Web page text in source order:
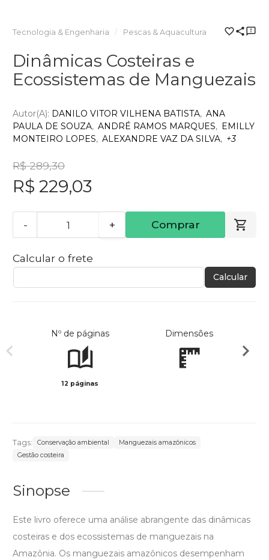
Tecnologia & Engenharia Pescas & Aquacultura
Dinâmicas Costeiras e
Ecossistemas de Manguezais
Autor(a): DANILO VITOR VILHENA BATISTA ANA
PAULA DE SOUZA ANDRÉ RAMOS MARQUES
EMILLY
MONTEIRO LOPES
ALEXANDRE VAZ DA SILVA +3
R$ 289,30
R$ 229,03
- + Comprar
Calcular o frete
Calcular
Nº de páginas
12 páginas
Dimensões
Tags: Conservação ambiental
Manguezais amazônicos
Gestão costeira
Sinopse
Este livro oferece uma análise abrangente das dinâmicas
costeiras e dos ecossistemas de manguezais na
Amazônia. Os manguezais amazônicos desempenham